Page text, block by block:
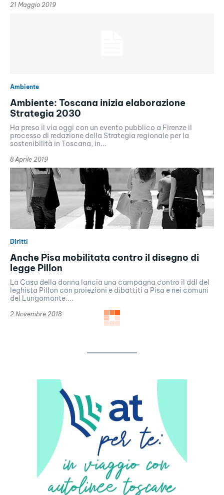
21 Maggio 2019
Ambiente
Ambiente: Toscana inizia elaborazione
Strategia 2030
Ha preso il via oggi con un evento pubblico a Firenze il
processo di redazione della Strategia regionale per la
sostenibilità in Toscana, in...
8 Aprile 2019
Diritti
Anche Pisa mobilitata contro il disegno di
legge Pillon
La Casa della donna lancia una campagna contro il ddl del
leghista Pillon con proiezioni e dibattiti a Pisa e nei comuni
del Lungomonte....
2 Novembre 2018